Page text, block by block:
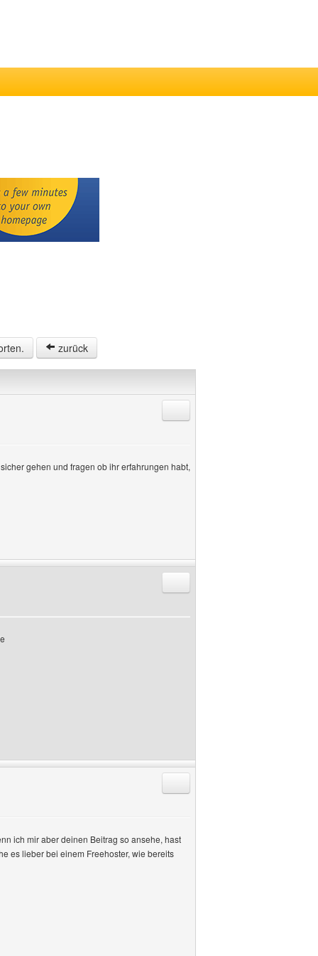
zurück
gehen und fragen ob ihr erfahrungen habt,
ich mir aber deinen Beitrag so ansehe, hast
es lieber bei einem Freehoster, wie bereits